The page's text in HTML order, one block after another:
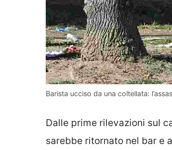
Barista ucciso da una coltellata:
Dalle prime rilevazioni sul
sarebbe ritornato nel bar e